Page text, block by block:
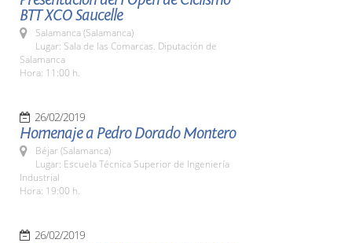
BTT XCO Saucelle
Salamanca (Salamanca)
Lugar: Sala de las Comarcas. Diputación de
Salamanca
Hora: 11:00 h.
26/02/2019
Homenaje a Pedro Dorado Montero
Béjar (Salamanca)
Lugar: Escuela Técnica Superior de Ingeniería
Industrial
Hora: 19:00 h.
26/02/2019